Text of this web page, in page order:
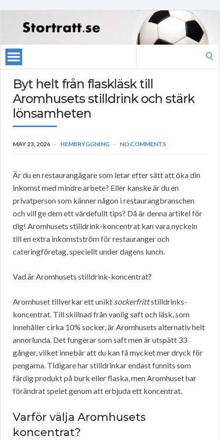
Byt helt från flaskläsk till
Aromhusets stilldrink och stärk
lönsamheten
MAY 23, 2026 HEMBRYGGNING NO COMMENTS
Är du en restaurangägare som letar efter sätt att öka din
inkomst med mindre arbete? Eller kanske är du en
privatperson som känner någon i restaurangbranschen
och vill ge dem ett värdefullt tips? Då är denna artikel för
dig! Aromhusets stilldrink-koncentrat kan vara nyckeln
till en extra inkomstström för restauranger och
cateringföretag, speciellt under dagens lunch.
Vad är Aromhusets stilldrink-koncentrat?
Aromhuset tillverkar ett unikt sockerfrittstilldrinks-
koncentrat. Till skillnad från vanlig saft och läsk, som
innehåller cirka 10% socker, är Aromhusets alternativ helt
annorlunda. Det fungerar som saft men är utspätt 33
gånger, vilket innebär att du kan få mycket mer dryck för
pengarna. Tidigare har stilldrinkar endast funnits som
färdig produkt på burk eller flaska, men Aromhuset har
förändrat spelet genom att erbjuda ett koncentrat.
Varför välja Aromhusets
koncentrat?